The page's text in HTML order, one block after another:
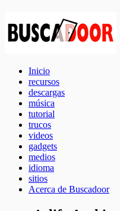
Inicio
recursos
descargas
música
tutorial
trucos
videos
gadgets
medios
idioma
sitios
Acerca de Buscadoor